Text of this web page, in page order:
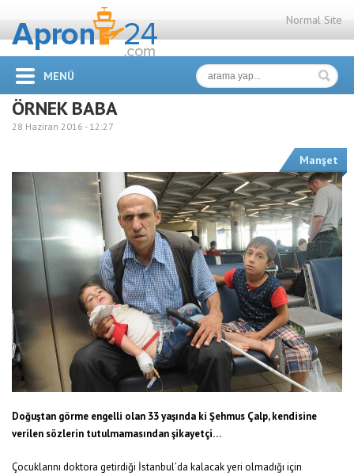
Normal Site
MENÜ
ÖRNEK BABA
28 Haziran 2016 - 12:27
Manşet
Doğuştan görme engelli olan 33 yaşında ki Şehmus Çalp, kendisine
verilen sözlerin tutulmamasından şikayetçi…
Çocuklarını doktora getirdiği İstanbul’da kalacak yeri olmadığı için